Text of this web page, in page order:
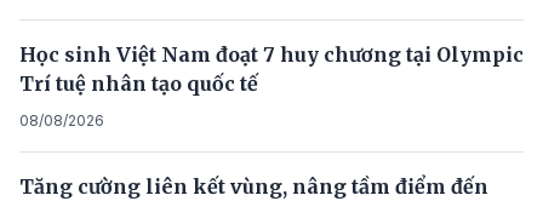
Học sinh Việt Nam đoạt 7 huy chương tại Olympic
Trí tuệ nhân tạo quốc tế
08/08/2026
Tăng cường liên kết vùng, nâng tầm điểm đến